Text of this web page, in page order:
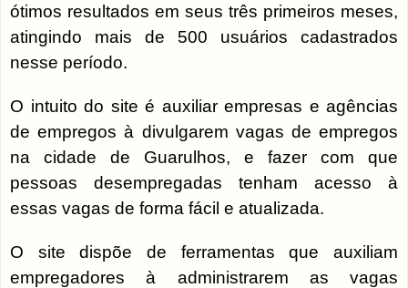
ótimos resultados em seus três primeiros meses,
atingindo mais de 500 usuários cadastrados
nesse período.
O intuito do site é auxiliar empresas e agências
de empregos à divulgarem vagas de empregos
na cidade de Guarulhos, e fazer com que
pessoas desempregadas tenham acesso à
essas vagas de forma fácil e atualizada.
O site dispõe de ferramentas que auxiliam
empregadores à administrarem as vagas